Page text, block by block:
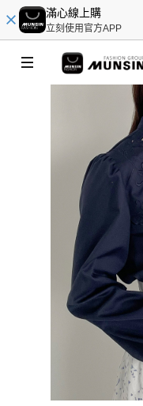
滿心線上購
立刻使用官方APP